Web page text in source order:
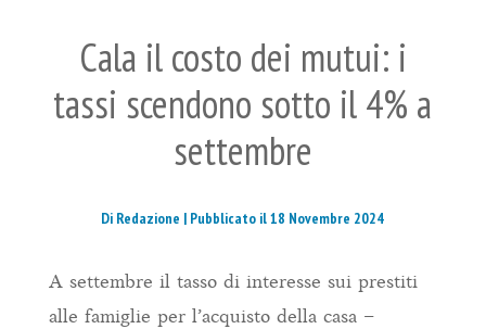
Cala il costo dei mutui: i
tassi scendono sotto il 4% a
settembre
Di Redazione | Pubblicato il 18 Novembre 2024
A settembre il tasso di interesse sui prestiti
alle famiglie per l’acquisto della casa –